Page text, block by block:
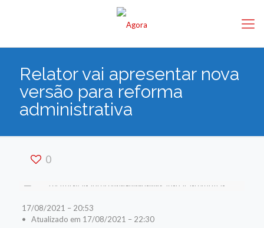
Relator vai apresentar nova
versão para reforma
administrativa
0
17/08/2021 – 20:53
• Atualizado em 17/08/2021 – 22:30